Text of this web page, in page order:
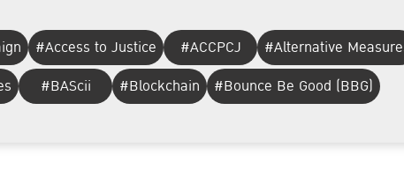
#Access to Justice #ACCPCJ #Alternative
#BAScii #Blockchain #Bounce Be Good (BBG)